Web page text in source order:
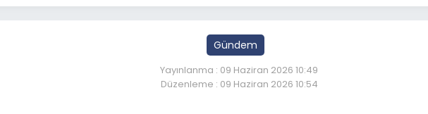
Gündem
Yayınlanma : 09 Haziran 2026 10:49
Düzenleme : 09 Haziran 2026 10:54